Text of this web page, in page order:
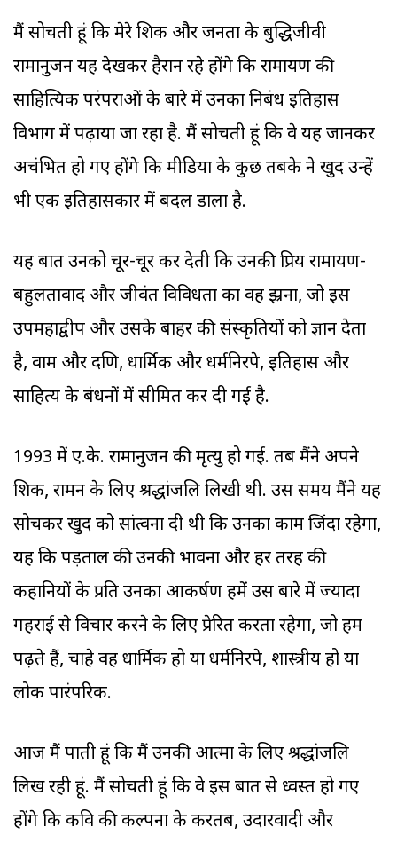
मैं सोचती हूं कि मेरे शिक्षक और जनता के बुद्धिजीवी
रामानुजन यह देखकर हैरान रहे होंगे कि रामायण की
साहित्यिक परंपराओं के बारे में उनका निबंध इतिहास
विभाग में पढ़ाया जा रहा है. मैं सोचती हूं कि वे यह जानकर
अचंभित हो गए होंगे कि मीडिया के कुछ तबके ने खुद उन्हें
भी एक इतिहासकार में बदल डाला है.
यह बात उनको चूर-चूर कर देती कि उनकी प्रिय रामायण-
बहुलतावाद और जीवंत विविधता का वह झ्रना, जो इस
उपमहाद्वीप और उसके बाहर की संस्कृतियों को ज्ञान देता
है, वाम और दक्षिण, धार्मिक और धर्मनिरपेक्ष, इतिहास और
साहित्य के बंधनों में सीमित कर दी गई है.
1993 में ए.के. रामानुजन की मृत्यु हो गई. तब मैंने अपने
शिक्षक, रामन के लिए श्रद्धांजलि लिखी थी. उस समय मैंने यह
सोचकर खुद को सांत्वना दी थी कि उनका काम जिंदा रहेगा,
यह कि पड़ताल की उनकी भावना और हर तरह की
कहानियों के प्रति उनका आकर्षण हमें उस बारे में ज्‍यादा
गहराई से विचार करने के लिए प्रेरित करता रहेगा, जो हम
पढ़ते हैं, चाहे वह धार्मिक हो या धर्मनिरपेक्ष, शास्त्रीय हो या
लोक पारंपरिक.
आज मैं पाती हूं कि मैं उनकी आत्मा के लिए श्रद्धांजलि
लिख रही हूं. मैं सोचती हूं कि वे इस बात से ध्वस्त हो गए
होंगे कि कवि की कल्पना के करतब, उदारवादी और